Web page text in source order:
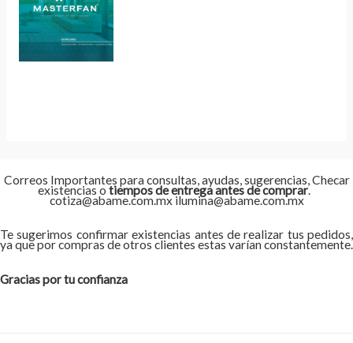
Correos Importantes para consultas, ayudas, sugerencias, Checar
existencias o tiempos de entrega antes de comprar.
cotiza@abame.com.mx ilumina@abame.com.mx
Te sugerimos confirmar existencias antes de realizar tus pedidos,
ya que por compras de otros clientes estas varían constantemente.
Gracias por tu confianza